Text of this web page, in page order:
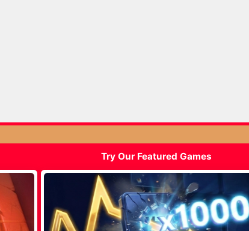
Try Our Featured Games